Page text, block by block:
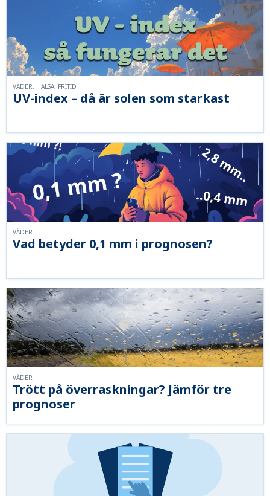
UV-index – då är solen som starkast
VÄDER, HÄLSA, FRITID
Vad betyder 0,1 mm i prognosen?
VÄDER
Trött på överraskningar? Jämför tre
prognoser
VÄDER